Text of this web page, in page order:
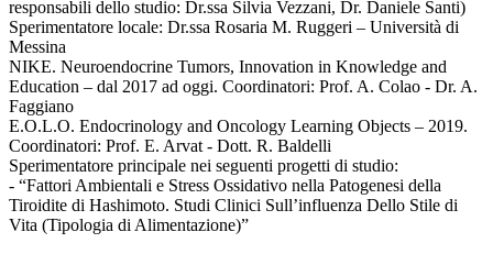
responsabili dello studio: Dr.ssa Silvia Vezzani, Dr. Daniele Santi)
Sperimentatore locale: Dr.ssa Rosaria M. Ruggeri – Università di
Messina
NIKE. Neuroendocrine Tumors, Innovation in Knowledge and
Education – dal 2017 ad oggi. Coordinatori: Prof. A. Colao - Dr. A.
Faggiano
E.O.L.O. Endocrinology and Oncology Learning Objects – 2019.
Coordinatori: Prof. E. Arvat - Dott. R. Baldelli
Sperimentatore principale nei seguenti progetti di studio:
- “Fattori Ambientali e Stress Ossidativo nella Patogenesi della
Tiroidite di Hashimoto. Studi Clinici Sull’influenza Dello Stile di
Vita (Tipologia di Alimentazione)”